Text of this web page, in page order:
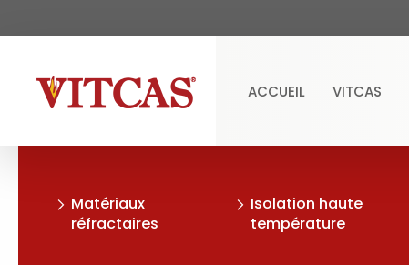
ACCUEIL VITCAS
Matériaux
réfractaires
Isolation haute
température